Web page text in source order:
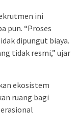
ini
pun. “Proses
dipungut biaya.
tidak resmi,” ujar
ekosistem
ruang bagi